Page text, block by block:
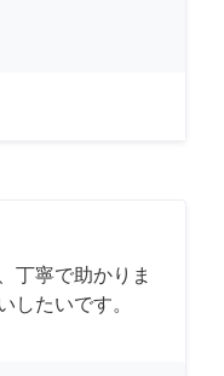
丁寧で助かりま
したいです。